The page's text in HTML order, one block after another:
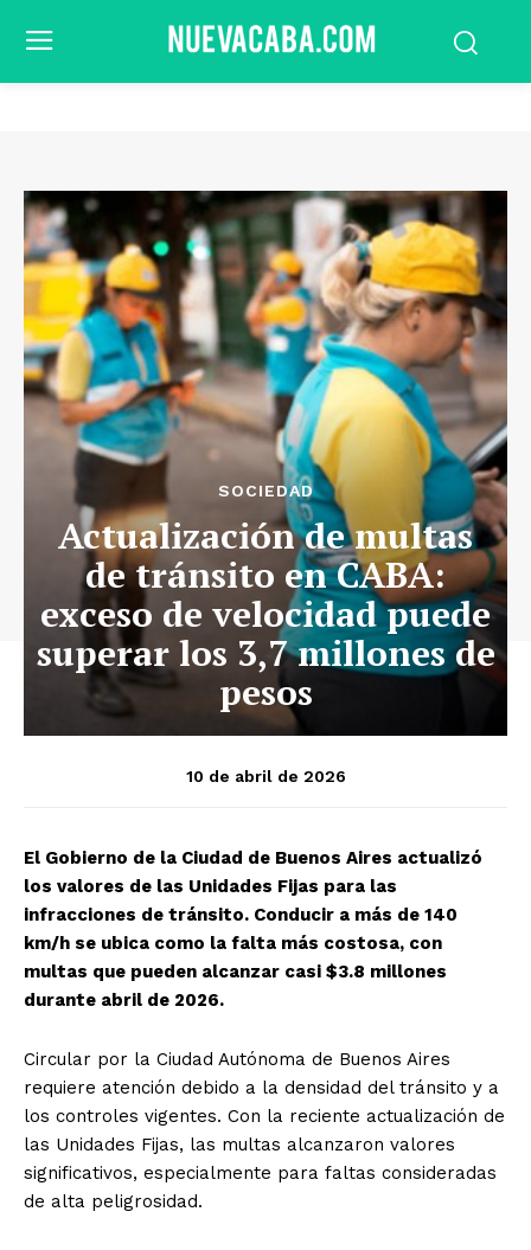
SOCIEDAD
Actualización de multas
de tránsito en CABA:
exceso de velocidad puede
superar los 3,7 millones de
pesos
10 de abril de 2026
El Gobierno de la Ciudad de Buenos Aires actualizó
los valores de las Unidades Fijas para las
infracciones de tránsito. Conducir a más de 140
km/h se ubica como la falta más costosa, con
multas que pueden alcanzar casi $3.8 millones
durante abril de 2026.
Circular por la Ciudad Autónoma de Buenos Aires
requiere atención debido a la densidad del tránsito y a
los controles vigentes. Con la reciente actualización de
las Unidades Fijas, las multas alcanzaron valores
significativos, especialmente para faltas consideradas
de alta peligrosidad.